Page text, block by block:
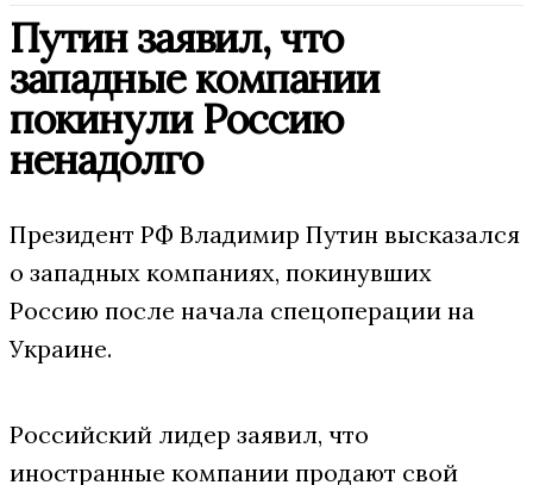
Путин заявил, что
западные компании
покинули Россию
ненадолго
Президент РФ Владимир Путин высказался
о западных компаниях, покинувших
Россию после начала спецоперации на
Украине.
Российский лидер заявил, что
иностранные компании продают свой